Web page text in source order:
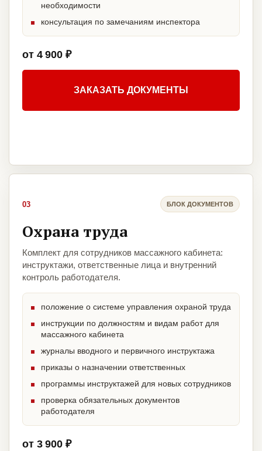
необходимости
консультация по замечаниям инспектора
от 4 900 ₽
ЗАКАЗАТЬ ДОКУМЕНТЫ
03 БЛОК ДОКУМЕНТОВ
Охрана труда
Комплект для сотрудников массажного кабинета:
инструктажи, ответственные лица и внутренний
контроль работодателя.
положение о системе управления охраной труда
инструкции по должностям и видам работ для
массажного кабинета
журналы вводного и первичного инструктажа
приказы о назначении ответственных
программы инструктажей для новых сотрудников
проверка обязательных документов
работодателя
от 3 900 ₽